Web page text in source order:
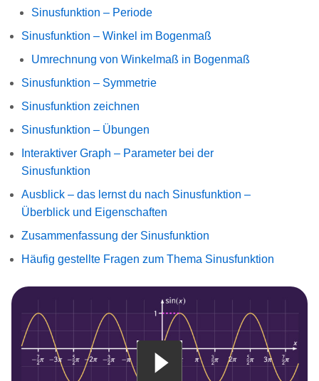
Sinusfunktion – Periode
Sinusfunktion – Winkel im Bogenmaß
Umrechnung von Winkelmaß in Bogenmaß
Sinusfunktion – Symmetrie
Sinusfunktion zeichnen
Sinusfunktion – Übungen
Interaktiver Graph – Parameter bei der
Sinusfunktion
Ausblick – das lernst du nach Sinusfunktion –
Überblick und Eigenschaften
Zusammenfassung der Sinusfunktion
Häufig gestellte Fragen zum Thema Sinusfunktion